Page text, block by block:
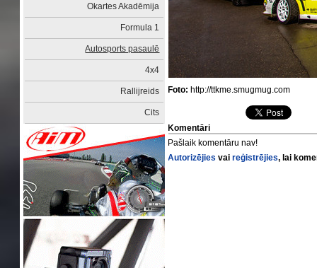
Okartes Akadēmija
Formula 1
Autosports pasaulē
4x4
Rallijreids
Cits
Foto: http://ttkme.smugmug.com
Komentāri
Pašlaik komentāru nav!
Autorizējies vaireģistrējies, lai